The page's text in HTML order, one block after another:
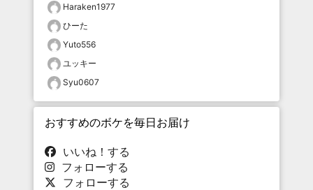
Haraken1977
ひーた
Yuto556
ユッキー
Syu0607
おすすめのボケを毎日お届け
いいね！する
フォローする
フォローする